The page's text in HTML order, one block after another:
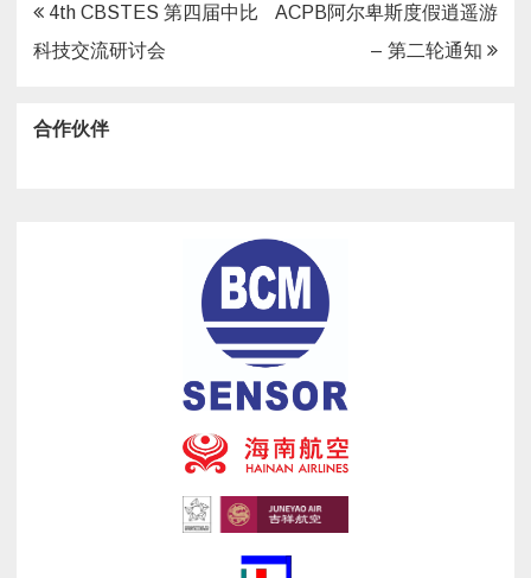
文
章
航
4th CBSTES 第四届中比
科技交流研讨会
ACPB阿尔卑斯度假逍遥游
– 第二轮通知
合作伙伴